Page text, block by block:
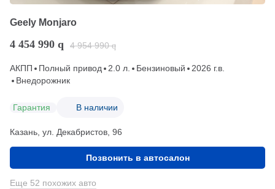
Geely Monjaro
4 454 990 q 4 954 990 q
АКПП Полный привод 2.0 л. Бензиновый
2026 г.в.
Внедорожник
Гарантия В наличии
Казань, ул. Декабристов, 96
Позвонить в автосалон
Еще 52 похожих авто